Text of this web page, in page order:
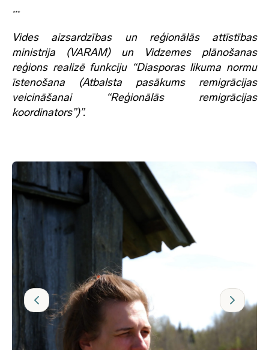
***
Vides aizsardzības un reģionālās attīstības
ministrija (VARAM) un Vidzemes plānošanas
reģions realizē funkciju “Diasporas likuma normu
īstenošana (Atbalsta pasākums remigrācijas
veicināšanai “Reģionālās remigrācijas
koordinators”)”.